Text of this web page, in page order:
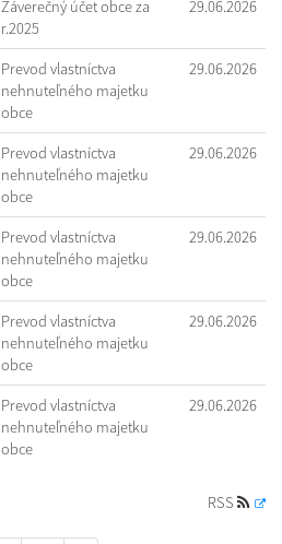
Záverečný účet obce za
r.2025
29.06.2026
Prevod vlastníctva
nehnuteľného majetku
obce
29.06.2026
Prevod vlastníctva
nehnuteľného majetku
obce
29.06.2026
Prevod vlastníctva
nehnuteľného majetku
obce
29.06.2026
Prevod vlastníctva
nehnuteľného majetku
obce
29.06.2026
Prevod vlastníctva
nehnuteľného majetku
obce
29.06.2026
RSS